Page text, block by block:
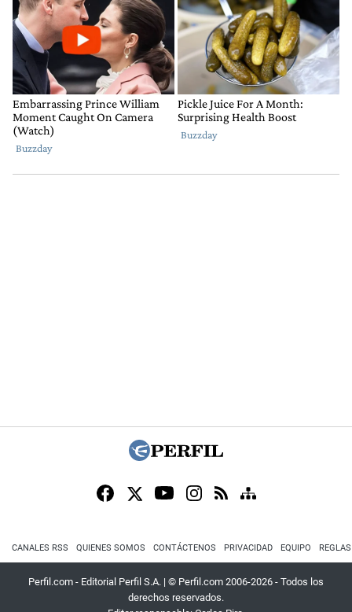
CANALES RSS QUIENES SOMOS CONTÁCTENOS PRIVACIDAD EQUIPO
Perfil.com - Editorial Perfil S.A. | © Perfil.com 2006-2026 - Todos los
derechos reservados.